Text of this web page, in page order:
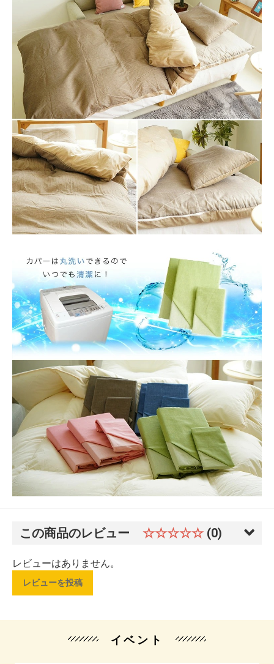
この商品のレビュー ☆☆☆☆☆ (0)
レビューはありません。
レビューを投稿
イベント